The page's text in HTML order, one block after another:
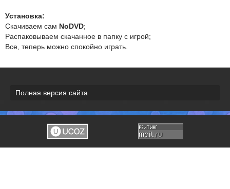
Установка:
Скачиваем сам NoDVD;
Распаковываем скачанное в папку с игрой;
Все, теперь можно спокойно играть.
Полная версия сайта